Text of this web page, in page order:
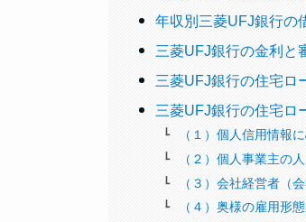
年収別三菱UFJ銀行の
三菱UFJ銀行の金利と
三菱UFJ銀行の住宅ロ
三菱UFJ銀行の住宅ロ
（１）個人信用情報
（２）個人事業主の
（３）会社経営者（
（４）奥様の雇用形